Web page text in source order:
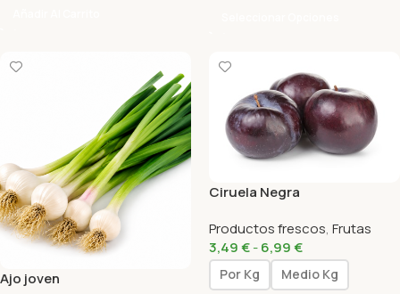
Ajo joven
Ciruela Negra
Productos frescos, Frutas
3,49€-6,99€
Por Kg Medio Kg